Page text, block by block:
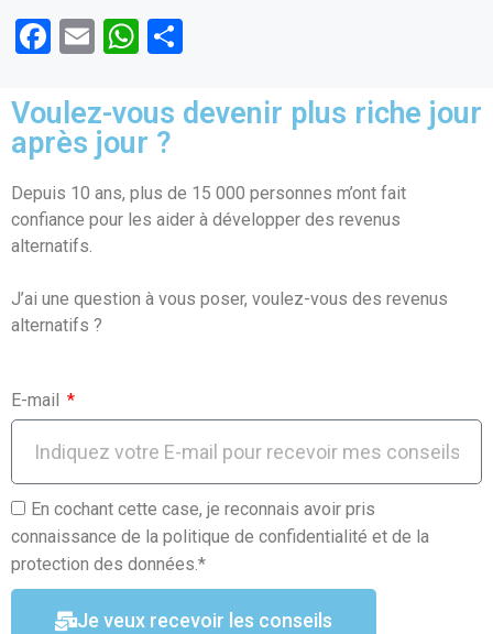
F
ce
b
o
o
k
E
ail
W
at
s
A
p
ta
er
Voulez-vous devenir plus riche jour
après jour ?
Depuis 10 ans, plus de 15 000 personnes m’ont fait
confiance pour les aider à développer des revenus
alternatifs.
J’ai une question à vous poser, voulez-vous des revenus
alternatifs ?
E-mail
En cochant cette case, je reconnais avoir pris
connaissance de la politique de confidentialité et de la
protection des données.*
Je veux recevoir les conseils